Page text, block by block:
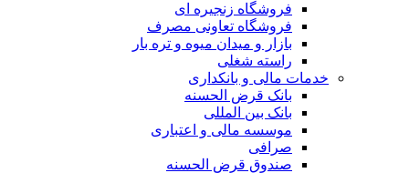
فروشگاه زنجیره ای
فروشگاه تعاونی مصرف
بازار و میدان میوه و تره بار
راسته شغلی
خدمات مالی و بانکداری
بانک قرض الحسنه
بانک بین المللی
موسسه مالی و اعتباری
صرافی
صندوق قرض الحسنه